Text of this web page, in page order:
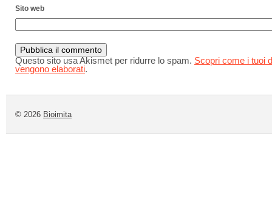
Sito web
Questo sito usa Akismet per ridurre lo spam. Scopri come i tuoi
vengono elaborati.
© 2026 Bioimita